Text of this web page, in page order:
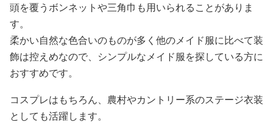
頭を覆うボンネットや三角巾も用いられることがありま
す。
柔かい自然な色合いのものが多く他のメイド服に比べて装
飾は控えめなので、シンプルなメイド服を探している方に
おすすめです。
コスプレはもちろん、農村やカントリー系のステージ衣装
としても活躍します。